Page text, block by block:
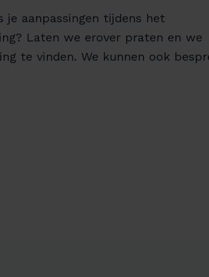
je aanpassingen tijdens het
Laten we erover praten en we
te vinden. We kunnen ook